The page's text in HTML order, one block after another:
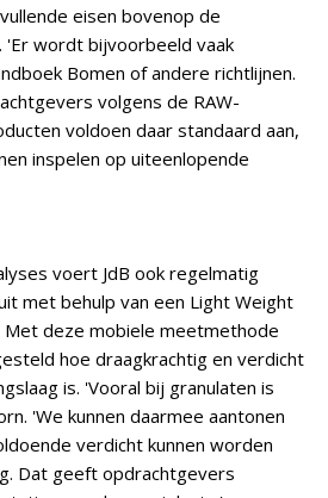
eisen bovenop de
'Er wordt bijvoorbeeld vaak
Bomen of andere richtlijnen.
volgens de RAW-
voldoen daar standaard aan,
inspelen op uiteenlopende
voert JdB ook regelmatig
met behulp van een Light Weight
deze mobiele meetmethode
hoe draagkrachtig en verdicht
is. 'Vooral bij granulaten is
'We kunnen daarmee aantonen
verdicht kunnen worden
Dat geeft opdrachtgevers